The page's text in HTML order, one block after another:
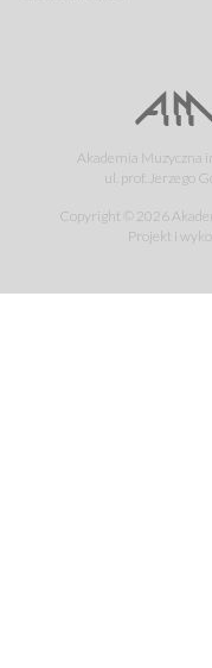
Akademia Muzyczna
ul. prof. Jerzego
Copyright © 2026
Projekt i